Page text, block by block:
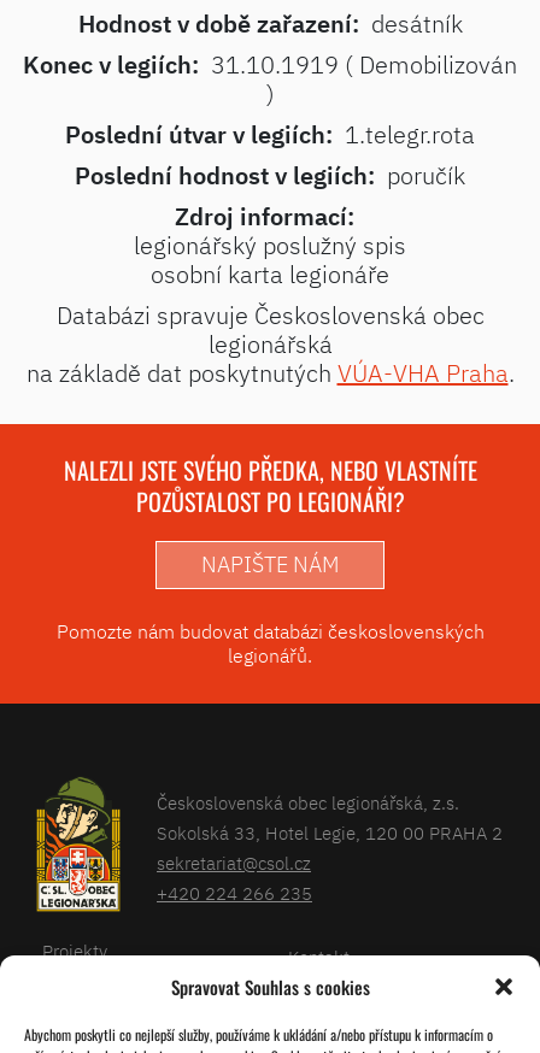
Spravovat Souhlas s cookies
Abychom poskytli co nejlepší služby, používáme k ukládání a/nebo přístupu k informacím o
Hodnost v době zařazení: desátník
Konec v legiích: 31.10.1919 ( Demobilizován
)
Poslední útvar v legiích: 1.telegr.rota
Poslední hodnost v legiích: poručík
Zdroj informací:
legionářský poslužný spis
osobní karta legionáře
Databázi spravuje Československá obec
legionářská
na základě dat poskytnutých VÚA-VHA Praha.
NALEZLI JSTE SVÉHO PŘEDKA, NEBO VLASTNÍTE
POZŮSTALOST PO LEGIONÁŘI?
NAPIŠTE NÁM
Pomozte nám budovat databázi československých
legionářů.
Československá obec legionářská, z.s.
Sokolská 33, Hotel Legie, 120 00 PRAHA 2
sekretariat@csol.cz
+420 224 266 235
Projekty
Kalendář
Kontakt
Databáze legionářů
Pro členy